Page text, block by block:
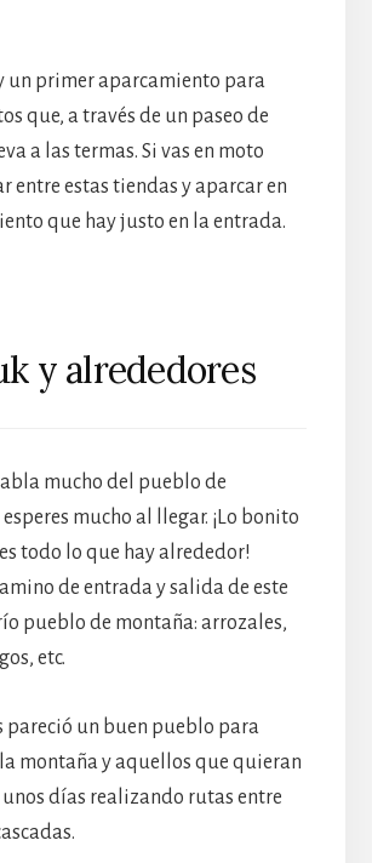
un primer aparcamiento para
que, a través de un paseo de
a las termas. Si vas en moto
entre estas tiendas y aparcar en
que hay justo en la entrada.
y alrededores
mucho del pueblo de
mucho al llegar. ¡Lo bonito
todo lo que hay alrededor!
de entrada y salida de este
pueblo de montaña: arrozales,
etc.
pareció un buen pueblo para
montaña y aquellos que quieran
días realizando rutas entre